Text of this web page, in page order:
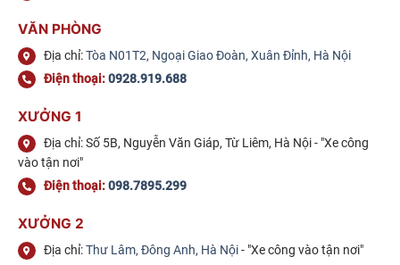
VĂN PHÒNG
Địa chỉ:Tòa N01T2, Ngoại Giao Đoàn, Xuân Đỉnh, Hà Nội
Điện thoại:0928.919.688
XƯỞNG 1
Địa chỉ: Số 5B, Nguyễn Văn Giáp, Từ Liêm, Hà Nội - "Xe công
vào tận nơi"
Điện thoại:098.7895.299
XƯỞNG 2
Địa chỉ:Thư Lâm, Đông Anh, Hà Nội- "Xe công vào tận nơi"